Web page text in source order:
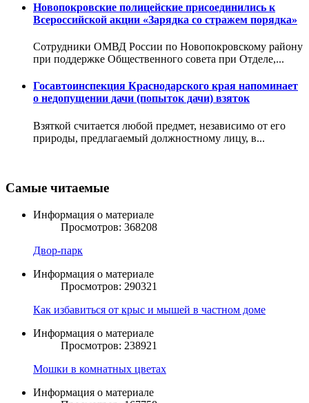
Новопокровские полицейские присоединились к
Всероссийской акции «Зарядка со стражем порядка»
Сотрудники ОМВД России по Новопокровскому району
при поддержке Общественного совета при Отделе,...
Госавтоинспекция Краснодарского края напоминает
о недопущении дачи (попыток дачи) взяток
Взяткой считается любой предмет, независимо от его
природы, предлагаемый должностному лицу, в...
Самые читаемые
Информация о материале
Просмотров: 368208
Двор-парк
Информация о материале
Просмотров: 290321
Как избавиться от крыс и мышей в частном доме
Информация о материале
Просмотров: 238921
Мошки в комнатных цветах
Информация о материале